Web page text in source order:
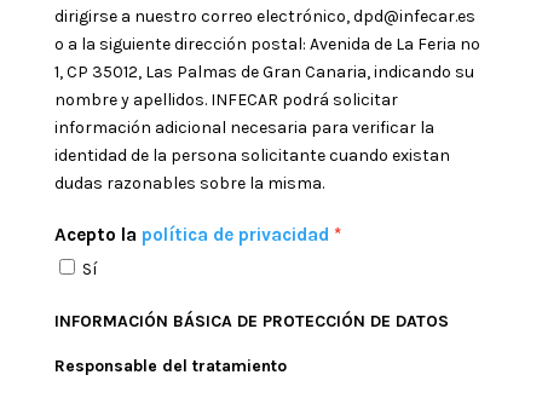
dirigirse a nuestro correo electrónico, dpd@infecar.es
o a la siguiente dirección postal: Avenida de La Feria nº
1, CP 35012, Las Palmas de Gran Canaria, indicando su
nombre y apellidos. INFECAR podrá solicitar
información adicional necesaria para verificar la
identidad de la persona solicitante cuando existan
dudas razonables sobre la misma.
Acepto la política de privacidad
Sí
INFORMACIÓN BÁSICA DE PROTECCIÓN DE DATOS
Responsable del tratamiento